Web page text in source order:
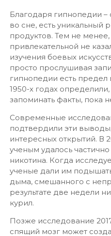
Благодаря гипнопедии –
во сне, есть уникальный
продуктов. Тем не
привлекательной не
изучения боевых
просто прослушивая
гипнопедии есть
1950-х годах
запоминать факты, пока
Современные
подтвердили эти
интересных открытий. В
ученым удалось
никотина. Когда
ученые дали им
дыма, смешанного с
результате две недели
курил.
Позже исследование
спящий мозг может